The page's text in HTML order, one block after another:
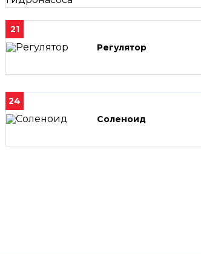
21
Регулятор
24
Соленоид